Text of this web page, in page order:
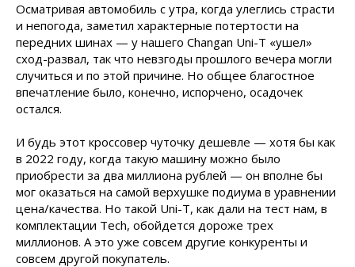
Осматривая автомобиль с утра, когда улеглись страсти
и непогода, заметил характерные потертости на
передних шинах — у нашего Changan Uni-T «ушел»
сход-развал, так что невзгоды прошлого вечера могли
случиться и по этой причине. Но общее благостное
впечатление было, конечно, испорчено, осадочек
остался.
И будь этот кроссовер чуточку дешевле — хотя бы как
в 2022 году, когда такую машину можно было
приобрести за два миллиона рублей — он вполне бы
мог оказаться на самой верхушке подиума в уравнении
цена/качества. Но такой Uni-T, как дали на тест нам, в
комплектации Tech, обойдется дороже трех
миллионов. А это уже совсем другие конкуренты и
совсем другой покупатель.